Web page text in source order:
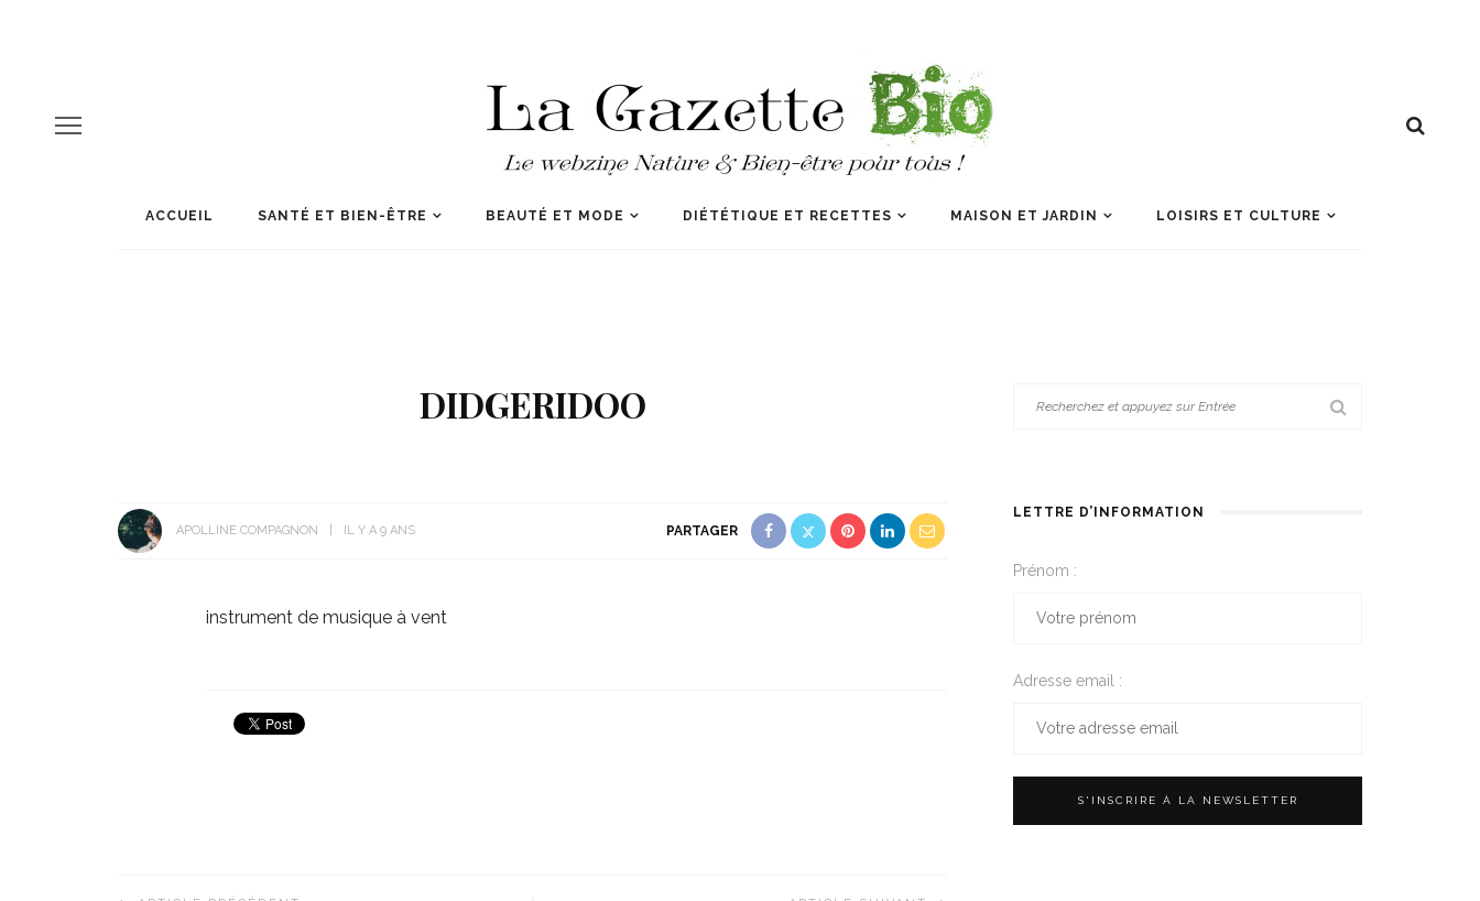
ACCUEIL SANTÉ ET BIEN-ÊTRE BEAUTÉ ET MODE DIÉTÉTIQUE ET RECETTES MAISON ET JARDIN LOISIRS ET CULTURE
DIDGERIDOO
APOLLINE COMPAGNON IL Y A 9 ANS PARTAGER
instrument de musique à vent
LETTRE D’INFORMATION
Prénom :
Adresse email :